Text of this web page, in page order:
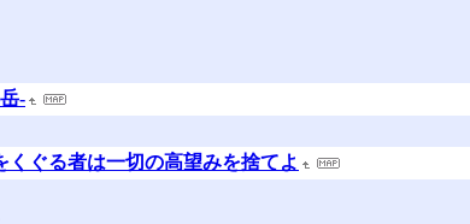
-
くぐる者は一切の高望みを捨てよ